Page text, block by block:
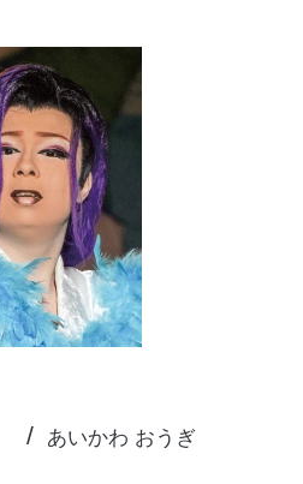
あいかわ おうぎ